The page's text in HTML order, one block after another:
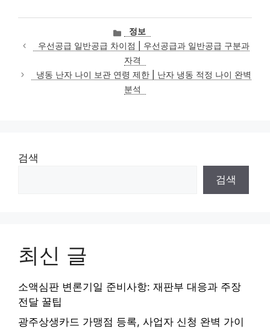
카
테
고
리
정보
우선공급 일반공급 차이점 | 우선공급과 일반공급 구분과
자격
냉동 난자 나이 보관 연령 제한 | 난자 냉동 적정 나이 완벽
분석
검색
검색
최신 글
소액심판 변론기일 준비사항: 재판부 대응과 주장
전달 꿀팁
광주상생카드 가맹점 등록, 사업자 신청 완벽 가이